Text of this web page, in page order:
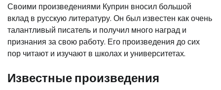
Своими произведениями Куприн вносил большой
вклад в русскую литературу. Он был известен как очень
талантливый писатель и получил много наград и
признания за свою работу. Его произведения до сих
пор читают и изучают в школах и университетах.
Известные произведения